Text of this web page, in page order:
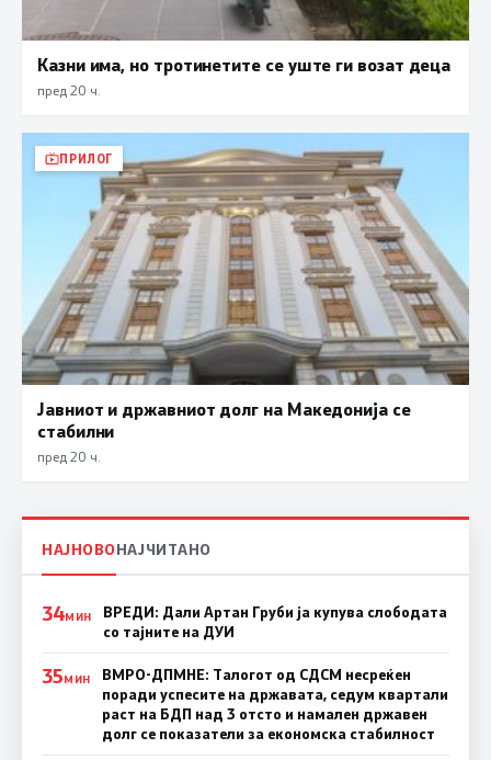
Казни има, но тротинетите се уште ги возат деца
пред 20 ч.
ПРИЛОГ
Јавниот и државниот долг на Македонија се
стабилни
пред 20 ч.
НАЈНОВОНАЈЧИТАНО
34МИН
ВРЕДИ: Дали Артан Груби ја купува слободата
со тајните на ДУИ
35МИН
ВМРО-ДПМНЕ: Талогот од СДСМ несреќен
поради успесите на државата, седум квартали
раст на БДП над 3 отсто и намален државен
долг се показатели за економска стабилност